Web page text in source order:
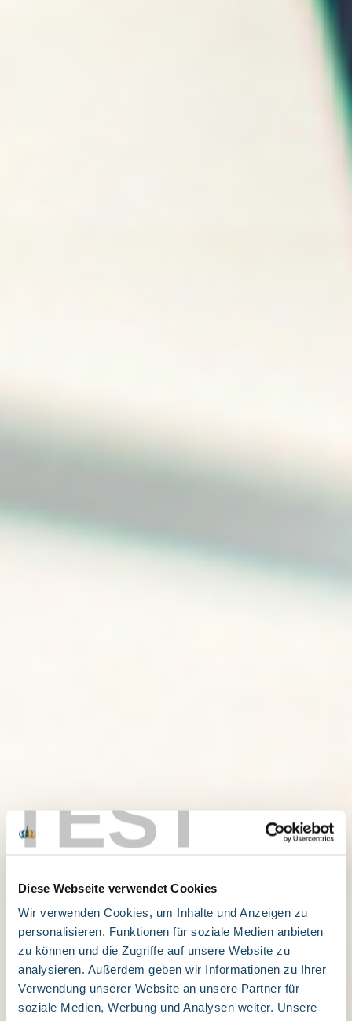
TEST
Diese Webseite verwendet Cookies
Wir verwenden Cookies, um Inhalte und Anzeigen zu
personalisieren, Funktionen für soziale Medien anbieten
zu können und die Zugriffe auf unsere Website zu
analysieren. Außerdem geben wir Informationen zu Ihrer
Verwendung unserer Website an unsere Partner für
soziale Medien, Werbung und Analysen weiter. Unsere